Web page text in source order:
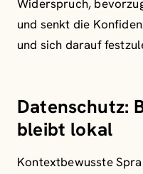
Widerspruch,
und senkt die
und sich darauf
Datenschutz:
bleibt lokal
Kontextbewusste